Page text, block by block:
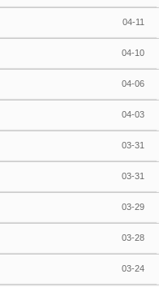
04-11
04-10
04-06
04-03
03-31
03-31
03-29
03-28
03-24